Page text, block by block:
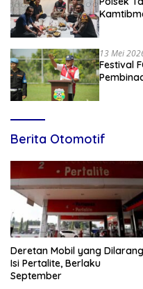
13 Mei
Festival
Berita Otomotif
Deretan Mobil yang Dilarang
Isi Pertalite, Berlaku
September